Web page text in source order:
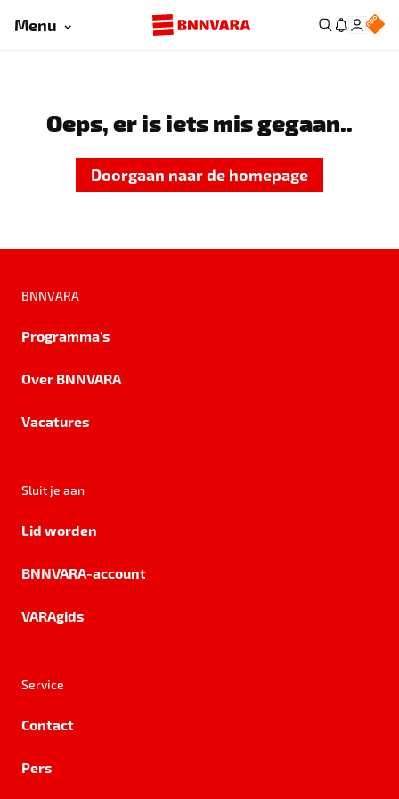
Menu
Oeps, er is iets mis gegaan..
Doorgaan naar de homepage
BNNVARA
Programma's
Over BNNVARA
Vacatures
Sluit je aan
Lid worden
BNNVARA-account
VARAgids
Service
Contact
Pers